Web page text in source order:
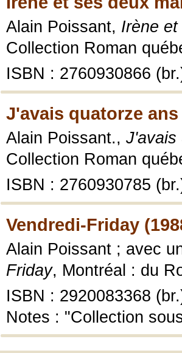
Alain Poissant, Irène
Collection Roman
ISBN : 2760930866
J'avais quatorze ans
Alain Poissant., J'avais
Collection Roman
ISBN : 2760930785
Vendredi-Friday
Alain Poissant ; avec
Friday, Montréal : du
ISBN : 2920083368
Notes : "Collection